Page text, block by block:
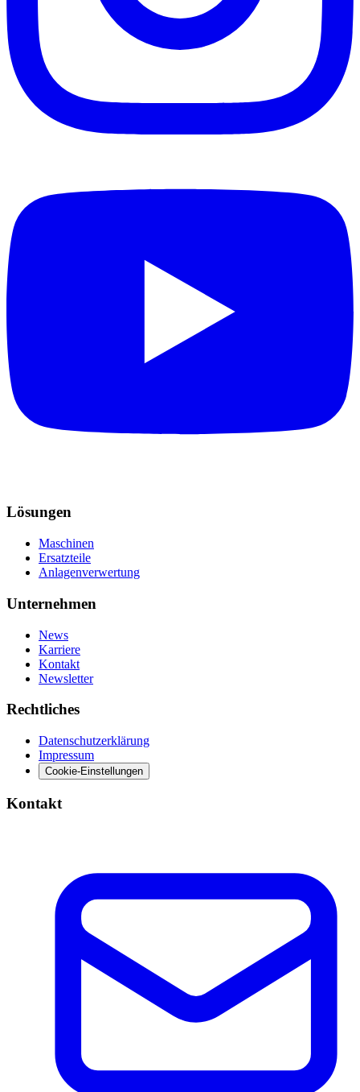
Lösungen
Maschinen
Ersatzteile
Anlagenverwertung
Unternehmen
News
Karriere
Kontakt
Newsletter
Rechtliches
Datenschutzerklärung
Impressum
Cookie-Einstellungen
Kontakt